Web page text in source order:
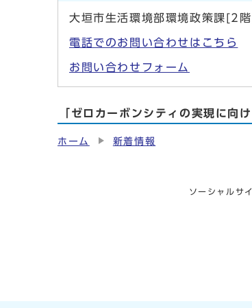
大垣市生活環境部環境政策課[2
電話でのお問い合わせはこちら
お問い合わせフォーム
「ゼロカーボンシティの実現に向
ホーム 新着情報
ソーシャルサ